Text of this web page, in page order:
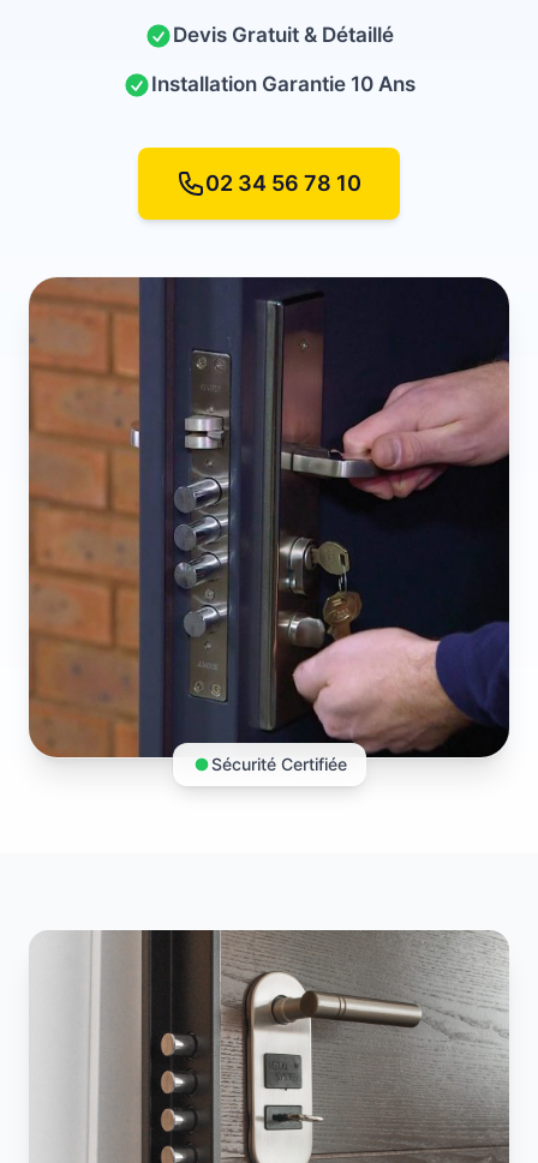
Devis Gratuit & Détaillé
Installation Garantie 10 Ans
02 34 56 78 10
Sécurité Certifiée